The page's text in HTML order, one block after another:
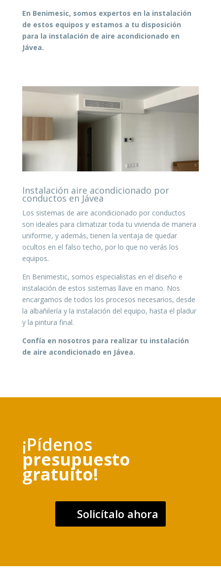
En Benimesic, somos expertos en la instalación
de estos equipos y estamos a tu disposición
para la instalación de aire acondicionado en
Jávea.
Instalación aire acondicionado por
conductos en Jávea
Los sistemas de aire acondicionado por conductos
son ideales para climatizar toda tu vivienda de manera
uniforme, y además, tienen la ventaja de quedar
ocultos en el falso techo, por lo que no verás los
equipos.
En Benimestic, somos especialistas en el diseño e
instalación de estos sistemas llave en mano. Nos
encargamos de todos los procesos necesarios, desde
la albañilería y la instalación del equipo, hasta el pladur
y la pintura final.
Confía en nosotros para realizar tu instalación
de aire acondicionado en Jávea.
¡Pídenos
presupuesto
gratuito!
Solicítalo ahora